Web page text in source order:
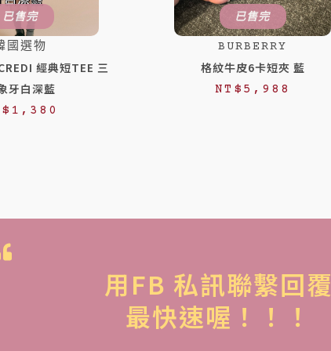
已售完
國選物
經典短TEE 三
牙白深藍
1,380
已售完
BURBERRY
格紋牛皮6卡短夾 藍
NT$ 5,988
用FB 私訊聯繫回覆
最快速喔！！！